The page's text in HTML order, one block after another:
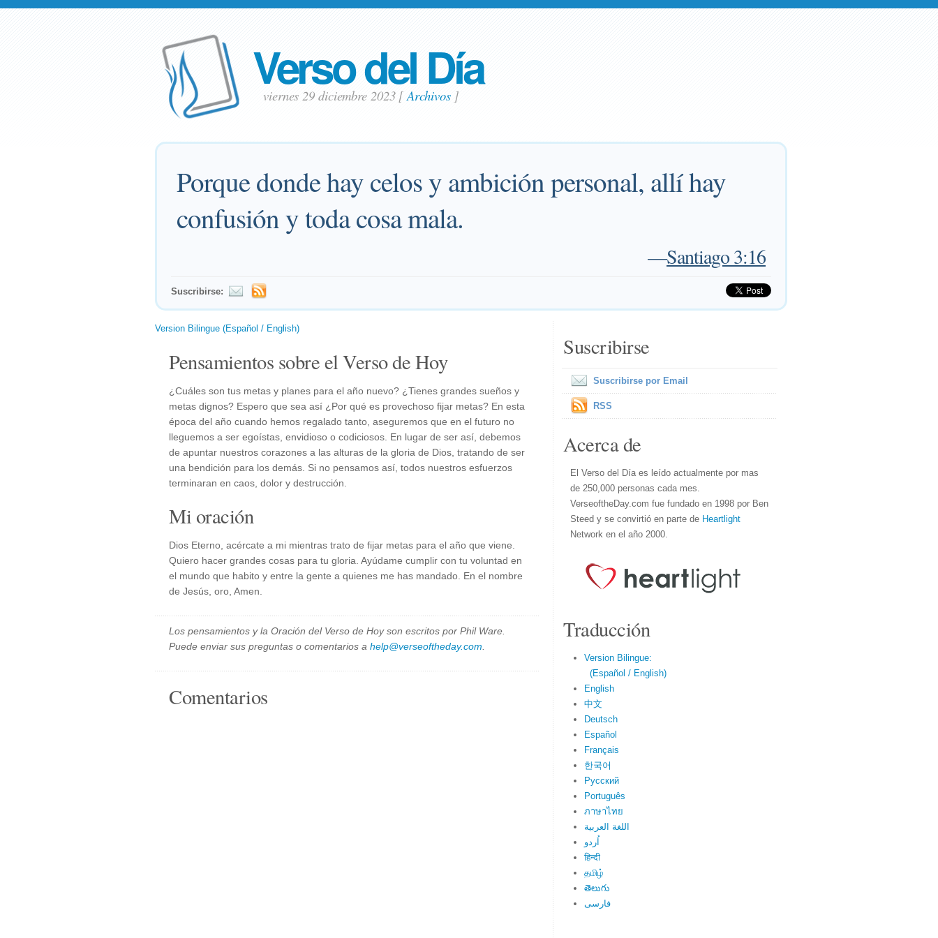
Verso del Día
viernes 29 diciembre 2023 [Archivos]
Porque donde hay celos y ambición personal, allí hay
confusión y toda cosa mala.
—Santiago 3:16
Suscribirse:
Version Bilingue (Español / English)
Pensamientos sobre el Verso de Hoy
¿Cuáles son tus metas y planes para el año nuevo? ¿Tienes grandes sueños y
metas dignos? Espero que sea así ¿Por qué es provechoso fijar metas? En esta
época del año cuando hemos regalado tanto, aseguremos que en el futuro no
lleguemos a ser egoístas, envidioso o codiciosos. En lugar de ser así, debemos
de apuntar nuestros corazones a las alturas de la gloria de Dios, tratando de ser
una bendición para los demás. Si no pensamos así, todos nuestros esfuerzos
terminaran en caos, dolor y destrucción.
Mi oración
Dios Eterno, acércate a mi mientras trato de fijar metas para el año que viene.
Quiero hacer grandes cosas para tu gloria. Ayúdame cumplir con tu voluntad en
el mundo que habito y entre la gente a quienes me has mandado. En el nombre
de Jesús, oro, Amen.
Los pensamientos y la Oración del Verso de Hoy son escritos por Phil Ware.
Puede enviar sus preguntas o comentarios a help@verseoftheday.com
Comentarios
Suscribirse
Suscribirse por Email
RSS
Acerca de
El Verso del Día es leído actualmente por mas
de 250,000 personas cada mes.
VerseoftheDay.com fue fundado en 1998 por Ben
Steed y se convirtió en parte de Heartlight
Network en el año 2000.
Traducción
Version Bilingue:
(Español / English)
English
中文
Deutsch
Español
Français
한국어
Русский
Português
ภาษาไทย
اللغة العربية
اُردو
हिन्दी
தமிழ்
తెలుగు
فارسی